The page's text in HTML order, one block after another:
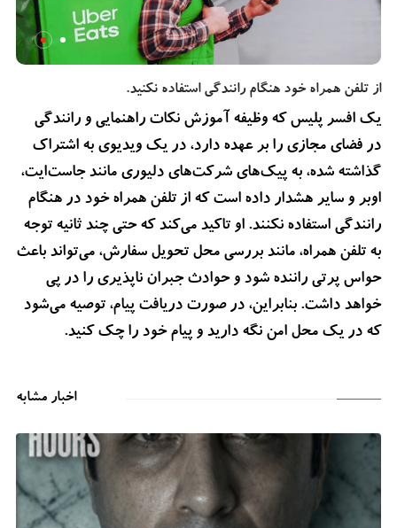
از تلفن همراه خود هنگام رانندگی استفاده نکنید.
یک افسر پلیس که وظیفه آموزش نکات راهنمایی و رانندگی
در فضای مجازی را بر عهده دارد، در یک ویدیوی به اشتراک
گذاشته شده، به پیک‌های شرکت‌های دلیوری مانند جاست‌ایت،
اوبر و سایر هشدار داده است که از تلفن همراه خود در هنگام
رانندگی استفاده نکنند. او تاکید می‌کند که حتی چند ثانیه توجه
به تلفن همراه، مانند بررسی محل تحویل سفارش، می‌تواند باعث
حواس پرتی راننده شود و حوادث جبران ناپذیری را در پی
خواهد داشت. بنابراین، در صورت دریافت پیام، توصیه می‌شود
که در یک محل امن نگه دارید و پیام خود را چک کنید.
اخبار مشابه